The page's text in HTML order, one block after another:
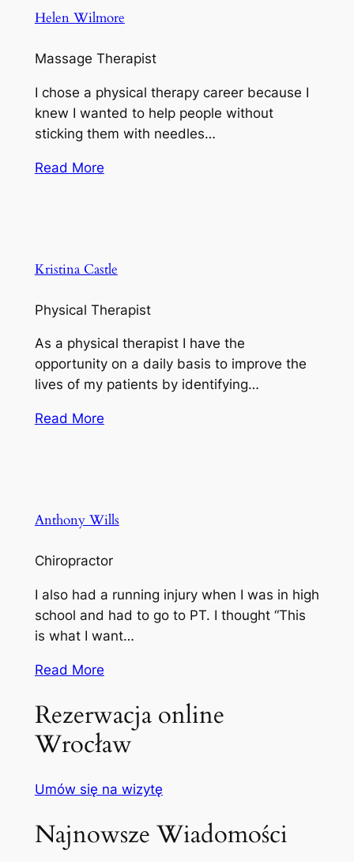
Helen Wilmore
Massage Therapist
I chose a physical therapy career because I
knew I wanted to help people without
sticking them with needles…
Read More
Kristina Castle
Physical Therapist
As a physical therapist I have the
opportunity on a daily basis to improve the
lives of my patients by identifying…
Read More
Anthony Wills
Chiropractor
I also had a running injury when I was in high
school and had to go to PT. I thought “This
is what I want…
Read More
Rezerwacja online
Wrocław
Umów się na wizytę
Najnowsze Wiadomości